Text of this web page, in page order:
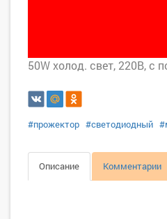
50W холод. свет, 220В, с
#прожектор #светодиодный
Описание Комментарии